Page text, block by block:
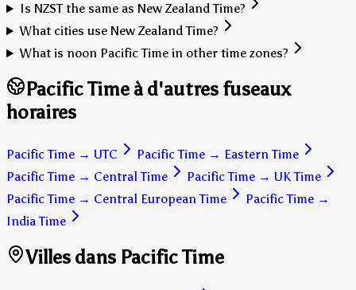
Is NZST the same as New Zealand Time?
What cities use New Zealand Time?
What is noon Pacific Time in other time zones?
Pacific Time à d'autres fuseaux
horaires
Pacific Time → UTC Pacific Time → Eastern Time
Pacific Time → Central Time Pacific Time → UK Time
Pacific Time → Central European Time Pacific Time →
India Time
Villes dans Pacific Time